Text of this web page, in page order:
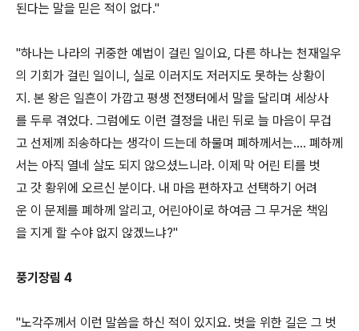
된다는 말을 믿은 적이 없다."
"하나는 나라의 귀중한 예법이 걸린 일이요, 다른 하나는 천재일우
의 기회가 걸린 일이니, 실로 이러지도 저러지도 못하는 상황이
지. 본 왕은 일흔이 가깝고 평생 전쟁터에서 말을 달리며 세상사
를 두루 겪었다. 그럼에도 이런 결정을 내린 뒤로 늘 마음이 무겁
고 선제께 죄송하다는 생각이 드는데 하물며 폐하께서는.... 폐하께
서는 아직 열네 살도 되지 않으셨느니라. 이제 막 어린 티를 벗
고 갓 황위에 오르신 분이다. 내 마음 편하자고 선택하기 어려
운 이 문제를 폐하께 알리고, 어린아이로 하여금 그 무거운 책임
을 지게 할 수야 없지 않겠느냐?"
풍기장림 4
"노각주께서 이런 말씀을 하신 적이 있지요. 벗을 위한 길은 그 벗